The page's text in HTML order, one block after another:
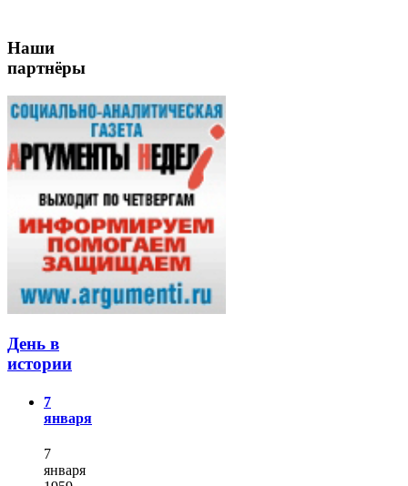
Наши
партнёры
День в
истории
7
января
7
января